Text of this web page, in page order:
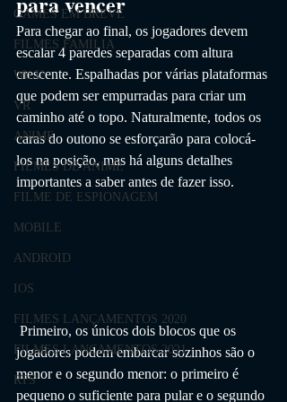
GAMES EM BREVE
FILMES FAMÍLIA
Wii U
VR
ANIME
FILMES DE ANIME
FILME DE ESPIONAGEM
MOBILE
ANDROID
IOS
FILMES LANÇAMENTOS 2020
FILMES LANÇAMENTOS 2021
RTS
Para chegar ao final, os jogadores devem
escalar 4 paredes separadas com altura
crescente. Espalhadas por várias plataformas
que podem ser empurradas para criar um
caminho até o topo. Naturalmente, todos os
caras do outono se esforçarão para colocá-
los na posição, mas há alguns detalhes
importantes a saber antes de fazer isso.
jogadores podem embarcar sozinhos são o
menor e o segundo menor: o primeiro é
pequeno o suficiente para pular e o segundo